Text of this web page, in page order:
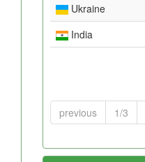
Ukraine
India
previous 1/3